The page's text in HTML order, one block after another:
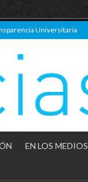
Universitaria
EN LOS MEDIOS